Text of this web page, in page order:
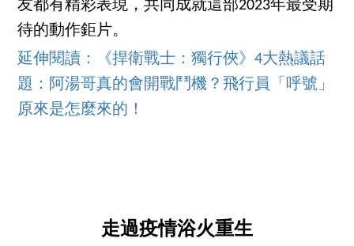
友都有精彩表現，共同成就這部2023年最受期
待的動作鉅片。
延伸閱讀：《捍衛戰士：獨行俠》4大熱議話
題：阿湯哥真的會開戰鬥機？飛行員「呼號」
原來是怎麼來的！
走過疫情浴火重生